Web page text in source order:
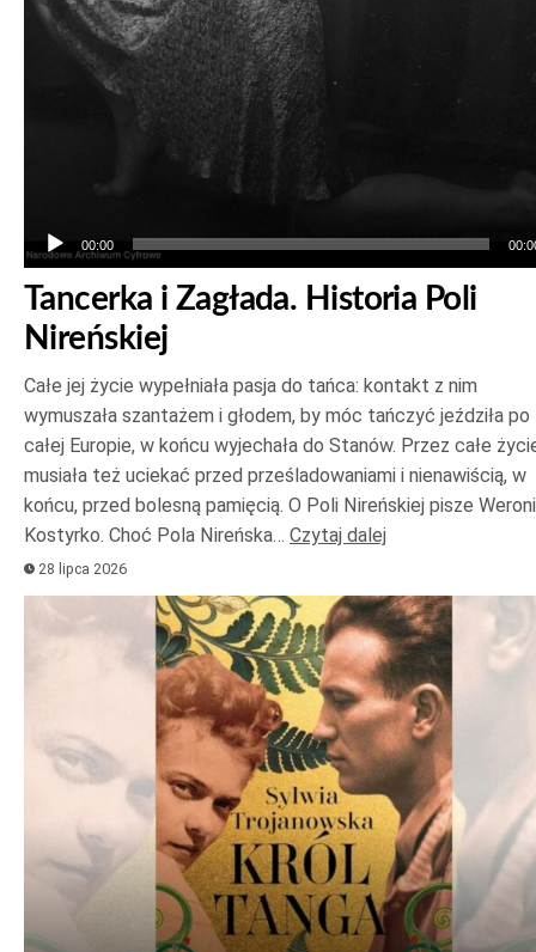
00:00
Tancerka i Zagłada. Historia Poli
Nireńskiej
Całe jej życie wypełniała pasja do tańca: kontakt z nim
wymuszała szantażem i głodem, by móc tańczyć jeździła po
całej Europie, w końcu wyjechała do Stanów. Przez całe
musiała też uciekać przed prześladowaniami i nienawiścią, w
końcu, przed bolesną pamięcią. O Poli Nireńskiej pisze
Kostyrko. Choć Pola Nireńska… Czytaj dalej
28 lipca 2026
plików